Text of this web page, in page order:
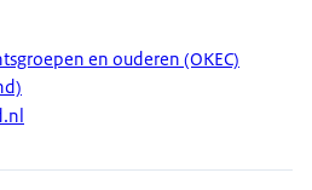
en ouderen (OKEC)